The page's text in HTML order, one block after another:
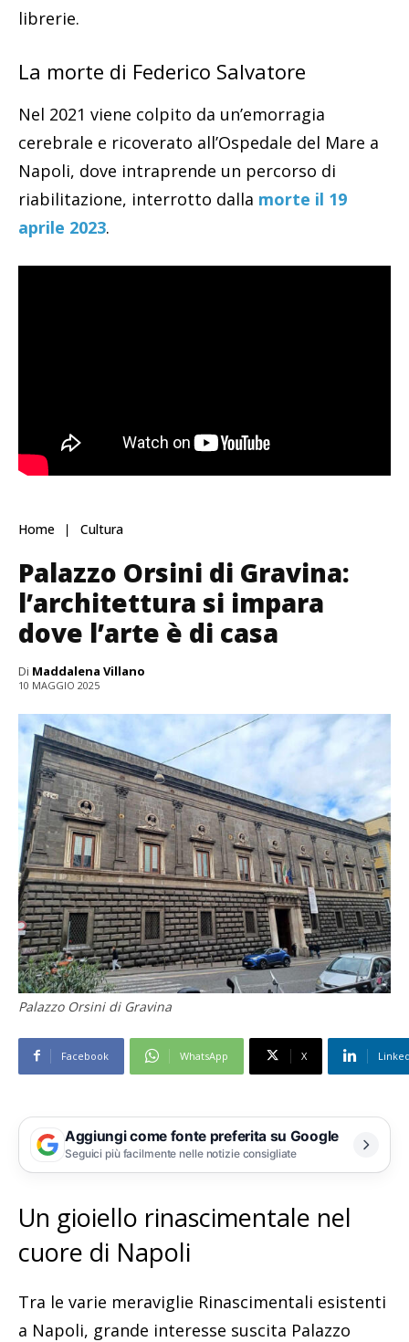
librerie.
La morte di Federico Salvatore
Nel 2021 viene colpito da un’emorragia
cerebrale e ricoverato all’Ospedale del Mare a
Napoli, dove intraprende un percorso di
riabilitazione, interrotto dalla morte il 19
aprile 2023.
Home Cultura
Palazzo Orsini di Gravina:
l’architettura si impara
dove l’arte è di casa
Di Maddalena Villano
10 MAGGIO 2025
Palazzo Orsini di Gravina
Facebook WhatsApp X
Aggiungi come fonte preferita su Google
Seguici più facilmente nelle notizie consigliate
Un gioiello rinascimentale nel
cuore di Napoli
Tra le varie meraviglie Rinascimentali esistenti
a Napoli, grande interesse suscita Palazzo